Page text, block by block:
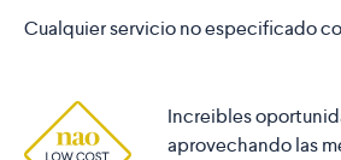
Cualquier servicio no especificado
Increibles
aprovechando las